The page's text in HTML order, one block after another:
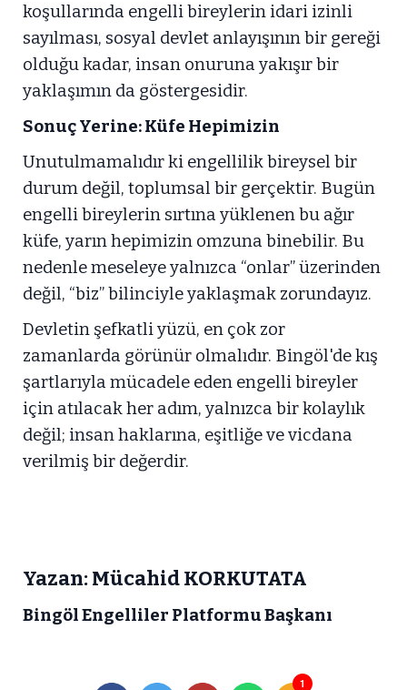
koşullarında engelli bireylerin idari izinli
sayılması, sosyal devlet anlayışının bir gereği
olduğu kadar, insan onuruna yakışır bir
yaklaşımın da göstergesidir.
Sonuç Yerine: Küfe Hepimizin
Unutulmamalıdır ki engellilik bireysel bir
durum değil, toplumsal bir gerçektir. Bugün
engelli bireylerin sırtına yüklenen bu ağır
küfe, yarın hepimizin omzuna binebilir. Bu
nedenle meseleye yalnızca “onlar” üzerinden
değil, “biz” bilinciyle yaklaşmak zorundayız.
Devletin şefkatli yüzü, en çok zor
zamanlarda görünür olmalıdır. Bingöl'de kış
şartlarıyla mücadele eden engelli bireyler
için atılacak her adım, yalnızca bir kolaylık
değil; insan haklarına, eşitliğe ve vicdana
verilmiş bir değerdir.
Yazan: Mücahid KORKUTATA
Bingöl Engelliler Platformu Başkanı
1